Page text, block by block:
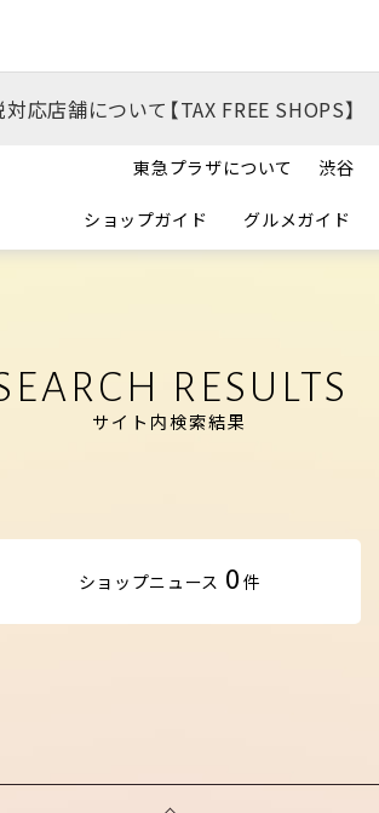
応店舗について【TAX FREE SHOPS】
東急プラザについて 渋谷
ショップガイド グルメガイド
RESULTS
サイト内検索結果
ショップニュース 0 件